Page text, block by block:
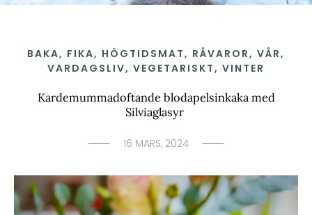
BAKA, FIKA, HÖGTIDSMAT, RÅVAROR, VÅR,
VARDAGSLIV, VEGETARISKT, VINTER
Kardemummadoftande blodapelsinkaka med
Silviaglasyr
16 MARS, 2024